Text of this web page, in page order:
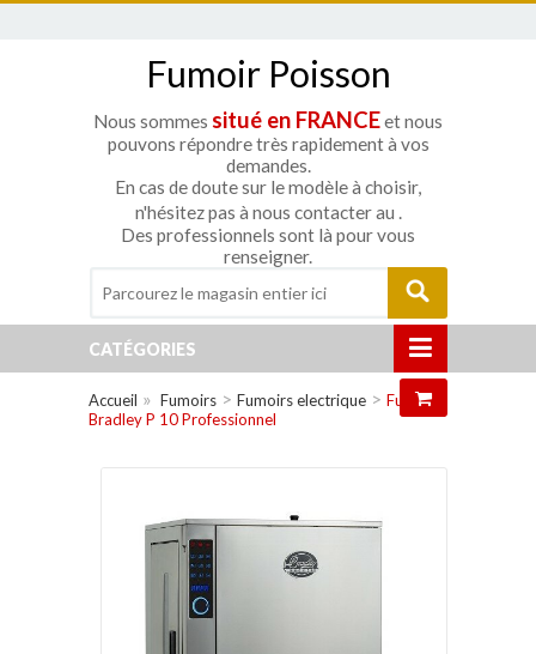
Fumoir Poisson
Nous sommes situé en FRANCEet nous
pouvons répondre très rapidement à vos
demandes.
En cas de doute sur le modèle à choisir,
n'hésitez pas à nous contacter au .
Des professionnels sont là pour vous
renseigner.
CATÉGORIES
Accueil » Fumoirs > Fumoirs electrique > Fumoir
Bradley P 10 Professionnel